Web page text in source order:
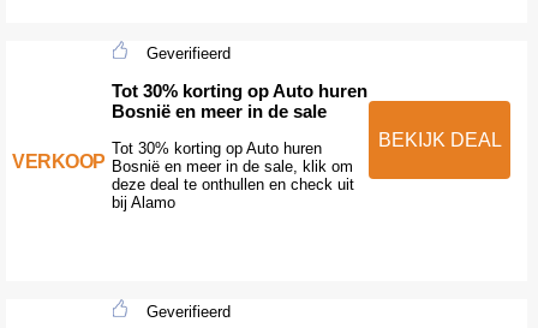
VERKOOP
Geverifieerd
Tot 30% korting op Auto huren
Bosnië en meer in de sale
Tot 30% korting op Auto huren
Bosnië en meer in de sale, klik om
deze deal te onthullen en check uit
bij Alamo
BEKIJK DEAL
Geverifieerd